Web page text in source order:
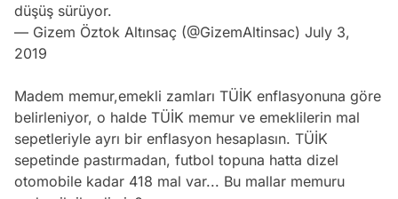
düşüş sürüyor.
— Gizem Öztok Altınsaç (@GizemAltinsac) July 3,
2019
Madem memur,emekli zamları TÜİK enflasyonuna göre
belirleniyor, o halde TÜİK memur ve emeklilerin mal
sepetleriyle ayrı bir enflasyon hesaplasın. TÜİK
sepetinde pastırmadan, futbol topuna hatta dizel
otomobile kadar 418 mal var... Bu mallar memuru